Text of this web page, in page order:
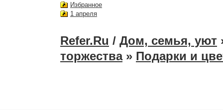
Избранное
1 апреля
Refer.Ru / Дом, семья, уют
торжества» Подарки и